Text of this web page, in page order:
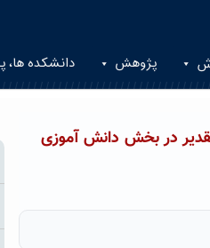
پژوهش دانشکده ها،
در بخش دانش آموزی